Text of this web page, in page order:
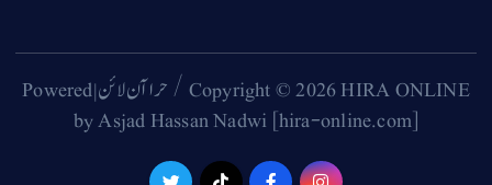
Copyright © 2026 HIRA ONLINE / حرا آن لائن | Powered
by Asjad Hassan Nadwi [hira-online.com]